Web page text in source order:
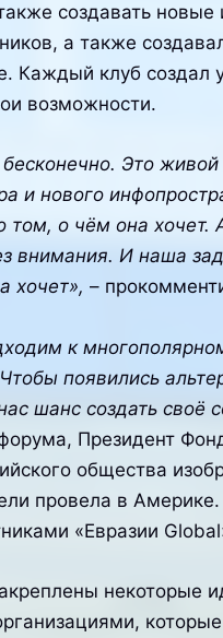
создавать
а также
Каждый клуб создал
возможности.
Это
и нового
о чём она хочет.
внимания. И наша
хочет», –
к
появились
шанс создать
Президент
общества
провела в
«Евразии